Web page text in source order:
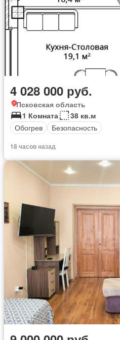
4 028 000 руб.
Псковская область
1 Комната
38 кв.м
Обогрев
Безопасность
18 часов назад